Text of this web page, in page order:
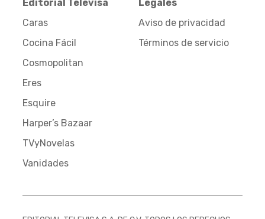
Editorial Televisa
Caras
Cocina Fácil
Cosmopolitan
Eres
Esquire
Harper’s Bazaar
TVyNovelas
Vanidades
Legales
Aviso de privacidad
Términos de servicio